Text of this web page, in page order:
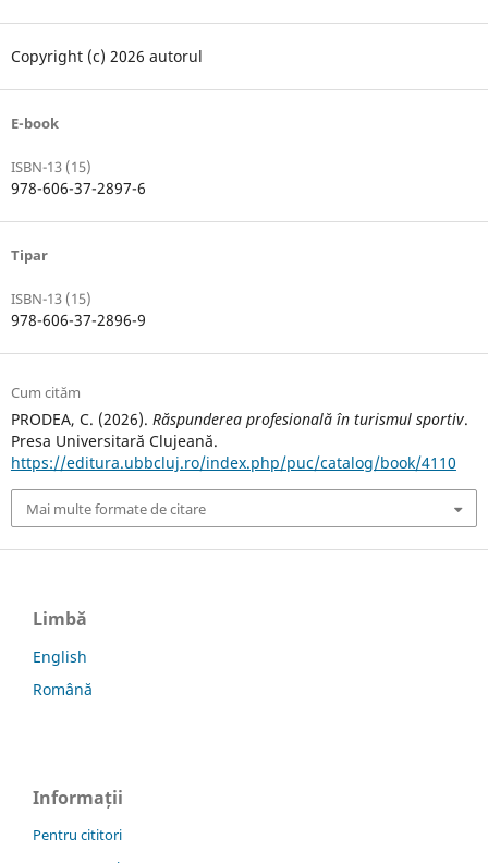
Copyright (c) 2026 autorul
E-book
ISBN-13 (15)
978-606-37-2897-6
Tipar
ISBN-13 (15)
978-606-37-2896-9
Cum cităm
PRODEA, C. (2026). Răspunderea profesională în turismul sportiv.
Presa Universitară Clujeană.
https://editura.ubbcluj.ro/index.php/puc/catalog/book/4110
Mai multe formate de citare
Limbă
English
Română
Informații
Pentru cititori